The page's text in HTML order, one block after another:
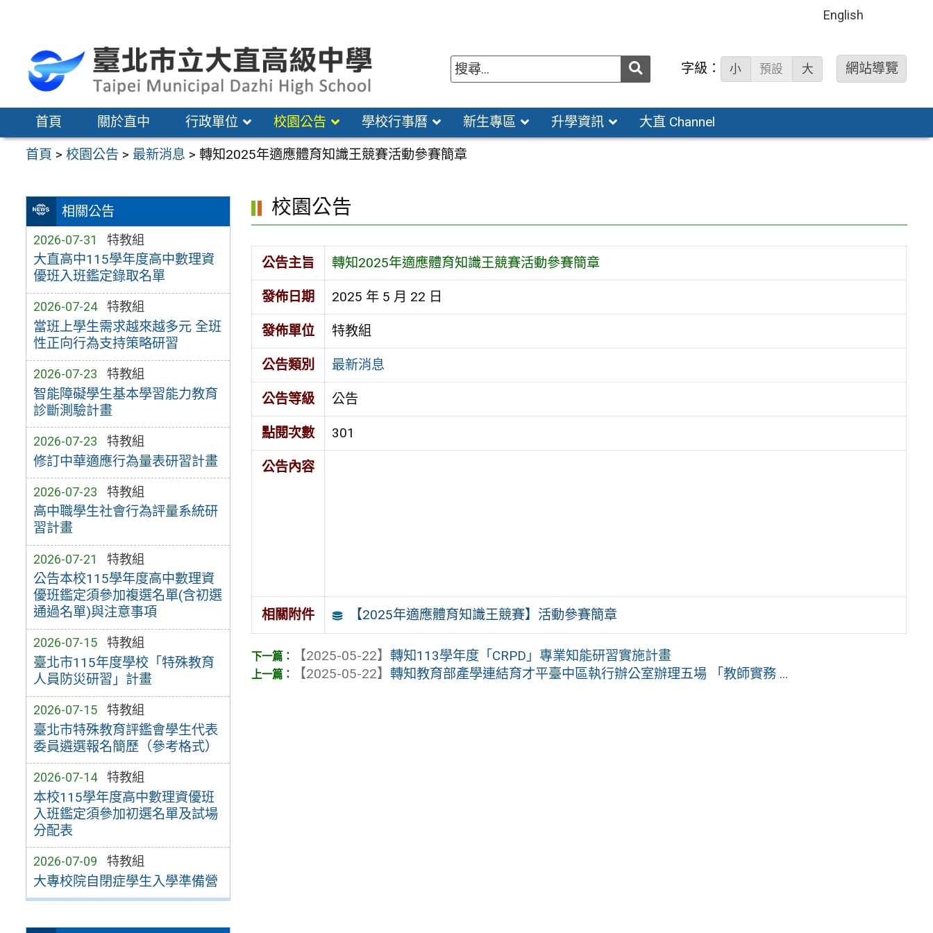
區
English
送出 字級： 小 預設 大 網站導覽
首頁 關於直中 行政單位 校園公告 學校行事曆 新生專區 升學資訊 大直 Channel
首頁 >校園公告 > 最新消息 >轉知2025年適應體育知識王競賽活動參賽簡章
相關公告
2026-07-31 特教組
大直高中115學年度高中數理資
優班入班鑑定錄取名單
2026-07-24 特教組
當班上學生需求越來越多元 全班
性正向行為支持策略研習
2026-07-23 特教組
智能障礙學生基本學習能力教育
診斷測驗計畫
2026-07-23 特教組
修訂中華適應行為量表研習計畫
2026-07-23 特教組
高中職學生社會行為評量系統研
習計畫
2026-07-21 特教組
公告本校115學年度高中數理資
優班鑑定須參加複選名單(含初選
通過名單)與注意事項
2026-07-15 特教組
臺北市115年度學校「特殊教育
人員防災研習」計畫
2026-07-15 特教組
臺北市特殊教育評鑑會學生代表
委員遴選報名簡歷（參考格式）
2026-07-14 特教組
本校115學年度高中數理資優班
入班鑑定須參加初選名單及試場
分配表
2026-07-09 特教組
大專校院自閉症學生入學準備營
校園公告
公告主旨 轉知2025年適應體育知識王競賽活動參賽簡章
發佈日期 2025 年 5 月 22 日
發佈單位 特教組
公告類別 最新消息
公告等級 公告
點閱次數 301
公告內容
相關附件 【2025年適應體育知識王競賽】活動參賽簡章
【2025-05-22】轉知113學年度「CRPD」專業知能研習實施計畫
【2025-05-22】轉知教育部產學連結育才平臺中區執行辦公室辦理五場 「教師實務 ...